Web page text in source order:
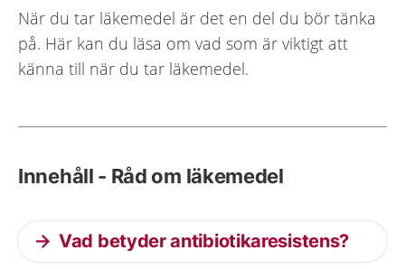
När du tar läkemedel är det en del du bör tänka
på. Här kan du läsa om vad som är viktigt att
känna till när du tar läkemedel.
Innehåll - Råd om läkemedel
Vad betyder antibiotikaresistens?